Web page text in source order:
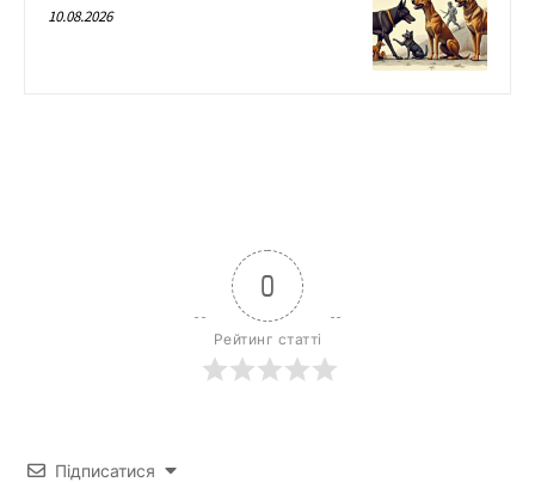
10.08.2026
0
Рейтинг статті
Підписатися